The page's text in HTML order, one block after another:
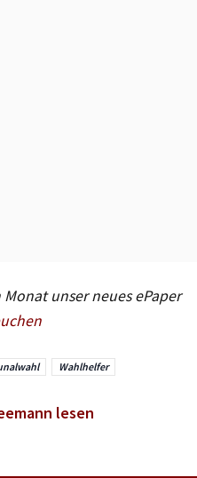
unser neues ePaper
Wahlhelfer
lesen